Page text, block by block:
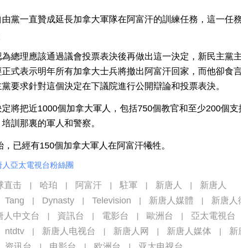
黨一直贊成延長加拿大軍隊在阿富汗的訓練任務，這一任
總理應該通過議會投票表決後再做出這一決定，新民主黨
式表示明年所有加拿大士兵將撤出阿富汗回家，而他卻食
要求針對這個決定在下議院進行公開辯論和投票表決。
將把近1000個加拿大軍人，包括750個教官和至少200個支
訓那裏的軍人和警察。
已經有150個加拿大軍人在阿富汗犧牲。
人亞太電視台粉絲團
直击 哈珀 阿富汗 駐軍 新唐人
新唐人
Tang Dynasty Television 新唐人媒體 新唐人
人中文台 資訊台 電影台 歐洲台 亞太電視台
ntdtv 新唐人电视台 新唐人网 新唐人媒体
新